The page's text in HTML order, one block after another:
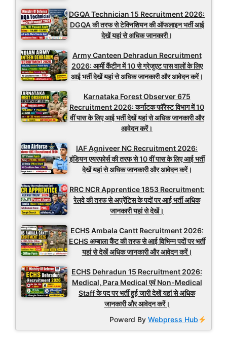
DGQA Technician 15 Recruitment 2026:
DGQA की तरफ से टेक्निशियन की ऑफलाइन भर्ती आई
देखें यहां से अधिक जानकारी।
Army Canteen Dehradun Recruitment
2026: आर्मी कैंटीन में 10 से ग्रेजुएट पास वालों के लिए
आई भर्ती देखें यहां से अधिक जानकारी और आवेदन करें।
Karnataka Forest Observer 675
Recruitment 2026: कर्नाटक फॉरेस्ट विभाग में 10
वीं पास के लिए आई भर्ती देखें यहां से अधिक जानकारी और
आवेदन करें।
IAF Agniveer NC Recruitment 2026:
इंडियन एयरफोर्स की तरफ से 10 वीं पास के लिए आई भर्ती
देखें यहां से अधिक जानकारी और आवेदन करें।
RRC NCR Apprentice 1853 Recruitment:
रेलवे की तरफ से अप्रेंटिस के पदों पर आई भर्ती अधिक
जानकारी यहां से देखें।
ECHS Ambala Cantt Recruitment 2026:
ECHS अम्बाला कैंट की तरफ से आई विभिन्न पदों पर भर्ती
यहां से देखें अधिक जानकारी और आवेदन करें।
ECHS Dehradun 15 Recruitment 2026:
Medical, Para Medical एवं Non-Medical
Staff के पद पर भर्ती हुई जारी देखें यहां से अधिक
जानकारी और आवेदन करें।
Powerd ByWebpress Hub